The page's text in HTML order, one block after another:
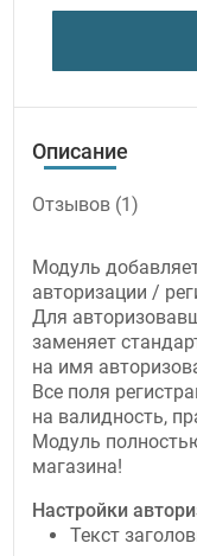
Описание
Отзывов (1)
Модуль
авторизации /
Для
заменяет
на имя
Все поля
на валидность,
Модуль
магазина!
Настройки
Текст